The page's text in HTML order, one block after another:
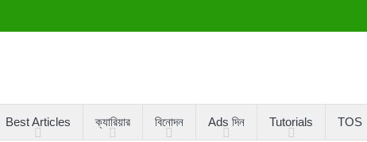
Best Articles ক্যারিয়ার বিনোদন Ads দিন Tutorials TOS